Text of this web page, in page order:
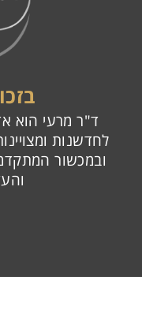
ד"ר מרעי הוא
לחדשנות
ובמכשור